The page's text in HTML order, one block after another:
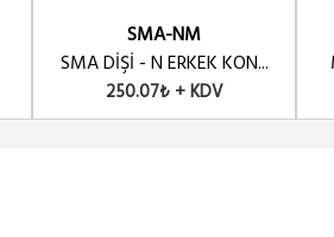
SMA-NM
SMA DİŞİ - N ERKEK KON...
250.07₺ + KDV